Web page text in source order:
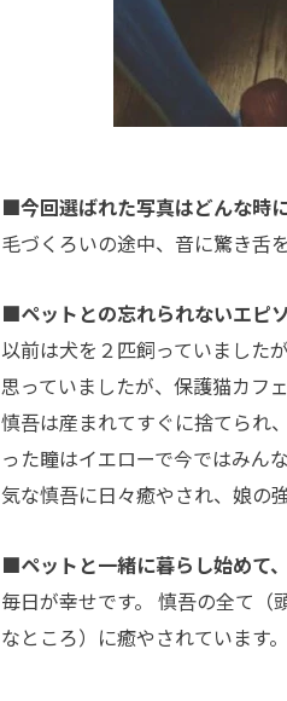
■今回選ばれた写真はどんな時
毛づくろいの途中、音に驚き舌
■ペットとの忘れられないエピ
以前は犬を２匹飼っていました
思っていましたが、保護猫カフ
慎吾は産まれてすぐに捨てられ
った瞳はイエローで今ではみん
気な慎吾に日々癒やされ、娘の
■ペットと一緒に暮らし始めて
毎日が幸せです。 慎吾の全て
なところ）に癒やされています。